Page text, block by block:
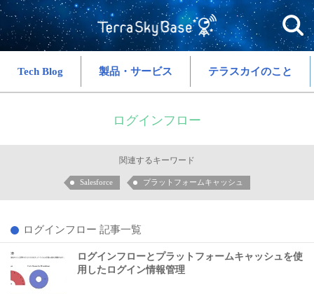
Tech Blog 製品・サービス テラスカイのこと
ログインフロー
関連するキーワード
Salesforce プラットフォームキャッシュ
ログインフロー 記事一覧
ログインフローとプラットフォームキャッシュを使
用したログイン情報管理